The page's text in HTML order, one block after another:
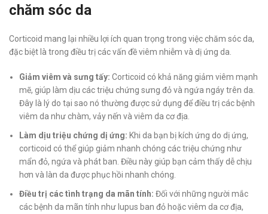
chăm sóc da
Corticoid mang lại nhiều lợi ích quan trọng trong việc chăm sóc da,
đặc biệt là trong điều trị các vấn đề viêm nhiễm và dị ứng da.
Giảm viêm và sưng tấy: Corticoid có khả năng giảm viêm mạnh
mẽ, giúp làm dịu các triệu chứng sưng đỏ và ngứa ngáy trên da.
Đây là lý do tại sao nó thường được sử dụng để điều trị các bệnh
viêm da như chàm, vảy nến và viêm da cơ địa.
Làm dịu triệu chứng dị ứng: Khi da bạn bị kích ứng do dị ứng,
corticoid có thể giúp giảm nhanh chóng các triệu chứng như
mẩn đỏ, ngứa và phát ban. Điều này giúp bạn cảm thấy dễ chịu
hơn và làn da được phục hồi nhanh chóng.
Điều trị các tình trạng da mãn tính: Đối với những người mắc
các bệnh da mãn tính như lupus ban đỏ hoặc viêm da cơ địa,